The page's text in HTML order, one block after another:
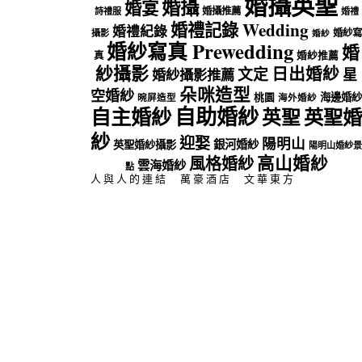
詩禮服 婚宴婚攝 婚攝推薦
婚禮
攝影 婚禮紀錄婚禮記錄 Wedding 婚紗 婚紗寫
真 婚紗寫真 Prewedding 婚紗推薦 婚
紗攝影婚紗攝影推薦文定 日出婚紗星
空婚紗 晼屏造型 朵咪造型 桃園 海外婚紗 海邊婚紗
自主婚紗 自助婚紗英聖英聖婚
紗 英聖婚紗攝影 迎娶銀河婚紗 陽明山 陽明山婚紗景
點 雲海婚紗 風格婚紗高山婚紗
人與人的連結 萬豪酒店 文華東方